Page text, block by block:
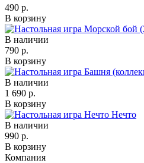
490 р.
В корзину
В наличии
790 р.
В корзину
В наличии
1 690 р.
В корзину
Нечто
В наличии
990 р.
В корзину
Компания